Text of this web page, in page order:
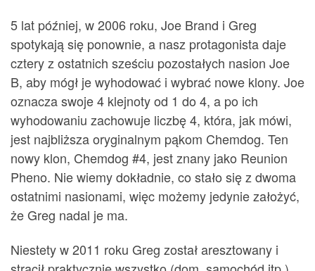
5 lat później, w 2006 roku, Joe Brand i Greg
spotykają się ponownie, a nasz protagonista daje
cztery z ostatnich sześciu pozostałych nasion Joe
B, aby mógł je wyhodować i wybrać nowe klony. Joe
oznacza swoje 4 klejnoty od 1 do 4, a po ich
wyhodowaniu zachowuje liczbę 4, która, jak mówi,
jest najbliższa oryginalnym pąkom Chemdog. Ten
nowy klon, Chemdog #4, jest znany jako Reunion
Pheno. Nie wiemy dokładnie, co stało się z dwoma
ostatnimi nasionami, więc możemy jedynie założyć,
że Greg nadal je ma.
Niestety w 2011 roku Greg został aresztowany i